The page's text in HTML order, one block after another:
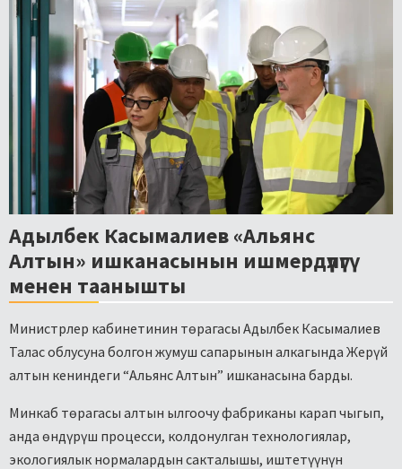
Адылбек Касымалиев «Альянс
Алтын» ишканасынын ишмердүүлүгү
менен таанышты
Министрлер кабинетинин төрагасы Адылбек Касымалиев
Талас облусуна болгон жумуш сапарынын алкагында Жерүй
алтын кениндеги “Альянс Алтын” ишканасына барды.
Минкаб төрагасы алтын ылгоочу фабриканы карап чыгып,
анда өндүрүш процесси, колдонулган технологиялар,
экологиялык нормалардын сакталышы, иштетүүнүн